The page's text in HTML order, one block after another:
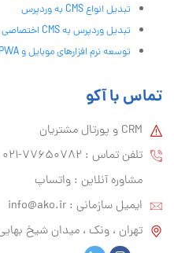
تبدیل انواع CMS به وردپرس
تبدیل وردپرس به CMS اختصاصی
توسعه نرم افزارهای موبایل و PWA
تماس با آکو
CRM و پورتال مشتریان
تلفن تماس :‌ 77650782-021
مشاوره آنلاین : واتساپ
ایمیل سازمانی :‌ info@ako.ir
تهران ، ونک ، میدان شیخ